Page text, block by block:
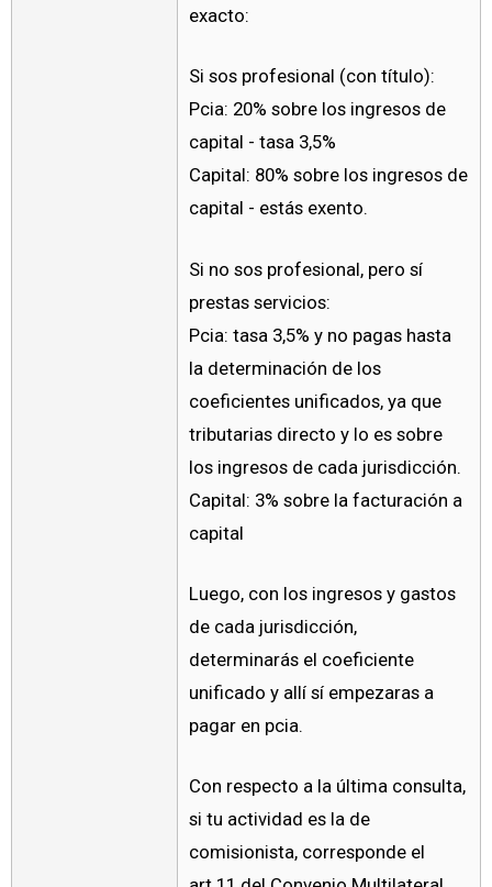
exacto:
Si sos profesional (con título):
Pcia: 20% sobre los ingresos de
capital - tasa 3,5%
Capital: 80% sobre los ingresos de
capital - estás exento.
Si no sos profesional, pero sí
prestas servicios:
Pcia: tasa 3,5% y no pagas hasta
la determinación de los
coeficientes unificados, ya que
tributarias directo y lo es sobre
los ingresos de cada jurisdicción.
Capital: 3% sobre la facturación a
capital
Luego, con los ingresos y gastos
de cada jurisdicción,
determinarás el coeficiente
unificado y allí sí empezaras a
pagar en pcia.
Con respecto a la última consulta,
si tu actividad es la de
comisionista, corresponde el